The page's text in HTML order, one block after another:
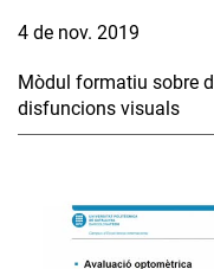
4 de nov. 2019
Mòdul formatiu sobre
disfuncions visuals